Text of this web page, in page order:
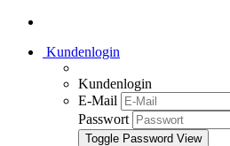
Kundenlogin
Kundenlogin
E-Mail
Passwort
Toggle Password View